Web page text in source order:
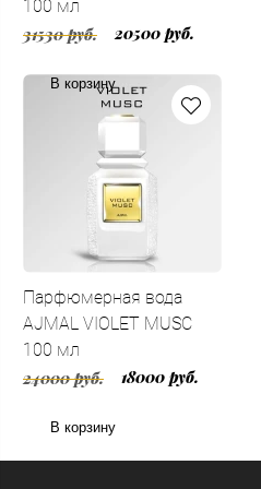
100 мл
31530 руб.
20500 руб.
В корзину
Парфюмерная вода
AJMAL VIOLET MUSC
100 мл
24000 руб.
18000 руб.
В корзину